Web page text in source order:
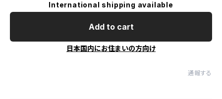
International shipping available
Add to cart
日本国内にお住まいの方向け
通報する